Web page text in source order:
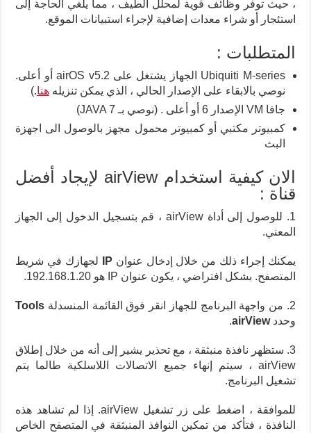
، حيث توفر وظائف قوية لمحلل الطيف ، مما يلغي الحاجة إلى
استئجار أو شراء معدات إضافية لإجراء استبيانات الموقع.
المتطلبات :
Ubiquiti M-series الجهاز يشتغل على airOS v5.2 أو أعلى.
نوصي بالابقاء على الإصدار الحالي ، الذي يمكن تنزيله هنا.)
جافا VM الإصدار 6 أو أعلى . (نوصي بـ JAVA 7)
كمبيوتر مكتبي أو كمبيوتر محمول مجهز بالوصول الى اجهزة
البث
الان كيفية استخدام airView لإيجاد أفضل
قناة :
1. للوصول إلى أداة airView ، قم بتسجيل الدخول إلى الجهاز
المعني.
يمكنك إجراء ذلك من خلال إدخال عنوان IP
لجهازك في شريط
المتصفح. بشكل افتراضي ، يكون عنوان IP هو 192.168.1.20.
2. من واجهة البرنامج للجهاز انقر فوق القائمة المنسدلة
Tools
وحدد airView
.
3. ستظهر نافذة منبثقة ، مع تحذير يشير إلى أنه من خلال إطلاق
airView ، سيتم إنهاء جميع الاتصالات اللاسلكية طالما يتم
تشغيل البرنامج.
للموافقة ، اضغط على زر تشغيل airView. إذا لم تشاهد هذه
النافذة ، فتأكد من تمكين النوافذ المنبثقة في المتصفح الخاص